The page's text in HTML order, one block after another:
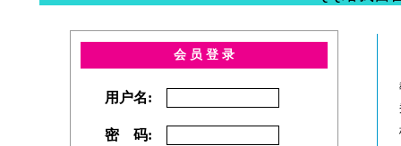
会 员 登 录
用户名:
密 码: